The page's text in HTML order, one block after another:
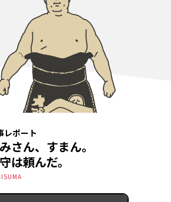
レポート
さん、すまん。
は頼んだ。